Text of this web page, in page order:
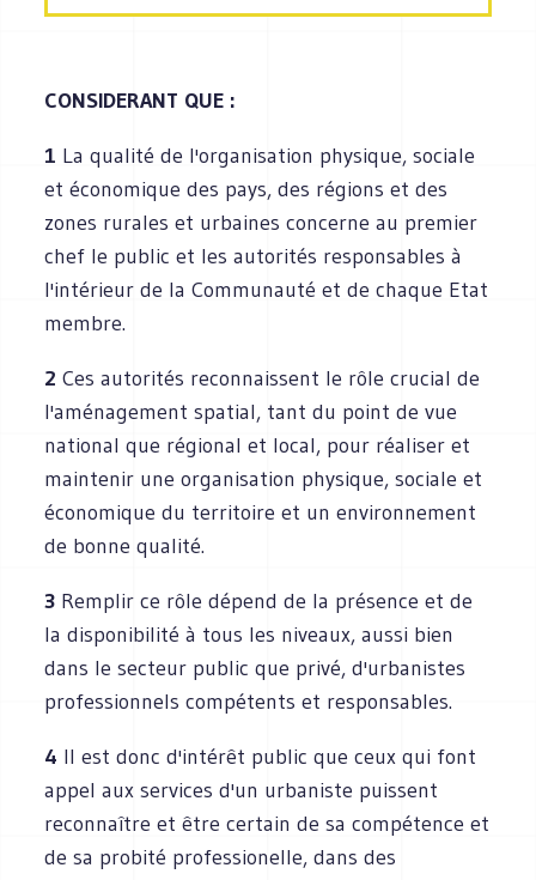
CONSIDERANT QUE :
1 La qualité de l'organisation physique, sociale
et économique des pays, des régions et des
zones rurales et urbaines concerne au premier
chef le public et les autorités responsables à
l'intérieur de la Communauté et de chaque Etat
membre.
2 Ces autorités reconnaissent le rôle crucial de
l'aménagement spatial, tant du point de vue
national que régional et local, pour réaliser et
maintenir une organisation physique, sociale et
économique du territoire et un environnement
de bonne qualité.
3 Remplir ce rôle dépend de la présence et de
la disponibilité à tous les niveaux, aussi bien
dans le secteur public que privé, d'urbanistes
professionnels compétents et responsables.
4 Il est donc d'intérêt public que ceux qui font
appel aux services d'un urbaniste puissent
reconnaître et être certain de sa compétence et
de sa probité professionelle, dans des